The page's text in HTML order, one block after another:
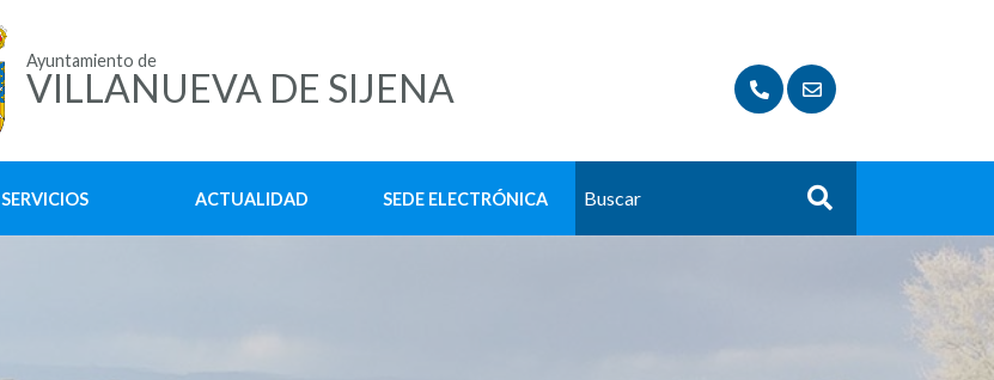
Ayuntamiento de
VILLANUEVA DE SIJENA
SERVICIOS ACTUALIDAD SEDE ELECTRÓNICA Buscar